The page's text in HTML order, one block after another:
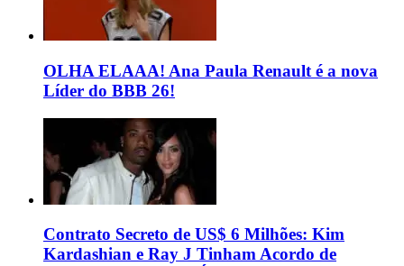
OLHA ELAAA! Ana Paula Renault é a nova
Líder do BBB 26!
Contrato Secreto de US$ 6 Milhões: Kim
Kardashian e Ray J Tinham Acordo de